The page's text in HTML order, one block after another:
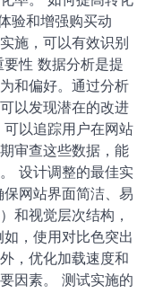
试实施
，关键在于改善用
据分析、精细的设
别并解决用户在购
率。 如何提高转化
验和增强购买动
施，可以有效识别
性 数据分析是提
和偏好。通过分析
以发现潜在的改进